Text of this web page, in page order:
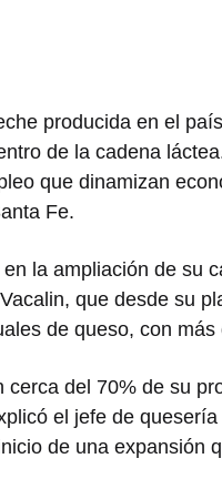
producida en el
de la cadena
que dinamizan
Fe.
la ampliación de su
que desde su
de queso, con
del 70% de su
el jefe de
de una expansión